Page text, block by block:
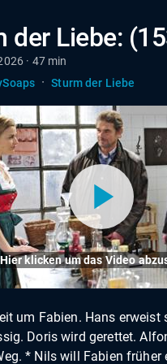
der Liebe:
· 47 min
· Sturm der Liebe
Hier klicken um das Video
um Fabien. Hans erweist
Doris wird gerettet.
* Nils will Fabien früher